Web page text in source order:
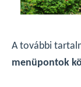
A további
menüpontok